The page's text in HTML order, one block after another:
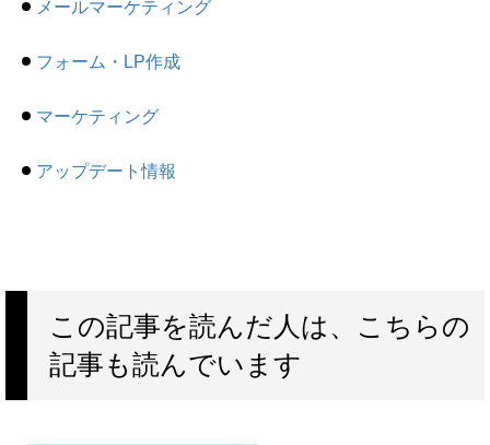
メールマーケティング
フォーム・LP作成
マーケティング
アップデート情報
この記事を読んだ人は、こちらの
記事も読んでいます